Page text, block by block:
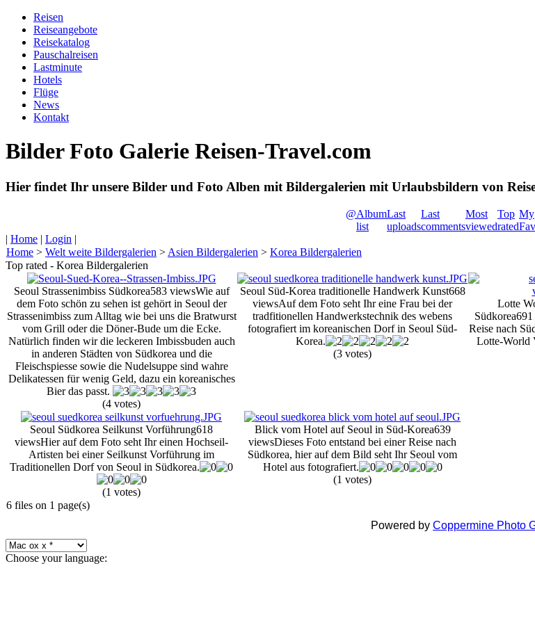
Reisen
Reiseangebote
Reisekatalog
Pauschalreisen
Lastminute
Hotels
Flüge
News
Kontakt
Bilder Foto Galerie Reisen-Travel.com
Hier findet Ihr unsere Bilder und Foto Alben mit Bildergalerien mit Urlaubsbildern von
@Album
list
Last
uploads
Last
comments
Most
viewed
Top
rated
My
| Home | Login |
Home > Welt weite Bildergalerien > Asien Bildergalerien > Korea Bildergalerien
Top rated - Korea Bildergalerien
Seoul Strassenimbiss Südkorea583 viewsWie auf
dem Foto schön zu sehen ist gehört in Seoul der
Strassenimbiss zum Alltag wie bei uns die Bratwurst
vom Grill oder die Döner-Bude um die Ecke.
Natürlich finden wir die leckeren Imbissbuden auch
in anderen Städten von Südkorea und die
Fleischspiesse sowie die Nudelsuppe sind wahre
Delikatessen für wenig Geld, dazu ein koreanisches
Bier das passt.
(4 votes)
Seoul Süd-Korea traditionelle Handwerk Kunst668
viewsAuf dem Foto seht Ihr eine Frau bei der
tradfitionellen Handwerkstechnik des webens
fotografiert im koreanischen Dorf in Seoul Süd-
Korea.
(3 votes)
Lotte
Südkorea
Reise nach
Lotte-World
Seoul Südkorea Seilkunst Vorführung618
viewsHier auf dem Foto seht Ihr einen Hochseil-
Artisten bei einer Seilkunst Vorführung im
Traditionellen Dorf von Seoul in Südkorea.
(1 votes)
Blick vom Hotel auf Seoul in Süd-Korea639
viewsDieses Foto entstand bei einer Reise nach
Südkorea, hier auf dem Bild seht Ihr Seoul vom
Hotel aus fotografiert.
(1 votes)
6 files on 1 page(s)
Powered by Coppermine Photo
Choose your language: